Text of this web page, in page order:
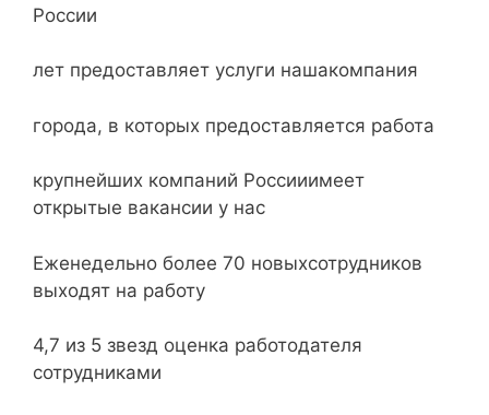
России
лет предоставляет услуги нашакомпания
города, в которых предоставляется работа
крупнейших компаний Россииимеет
открытые вакансии у нас
Еженедельно более 70 новыхсотрудников
выходят на работу
4,7 из 5 звезд оценка работодателя
сотрудниками